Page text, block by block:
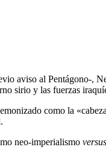
aviso al Pentágono-,
sirio y las fuerzas
como la
neo-imperialismo versus